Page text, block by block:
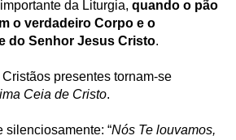
da Liturgia, quando o pão
o verdadeiro Corpo e o
do Senhor Jesus Cristo.
presentes tornam-se
Ceia de Cristo.
silenciosamente: “Nós Te louvamos,